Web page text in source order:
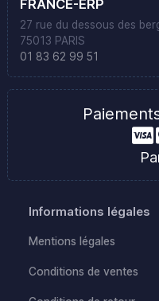
FRANCE-ERP
27 rue du dessous des
75013 PARIS
01 83 62 99 51
Informations légales
Mentions légales
Conditions de ventes